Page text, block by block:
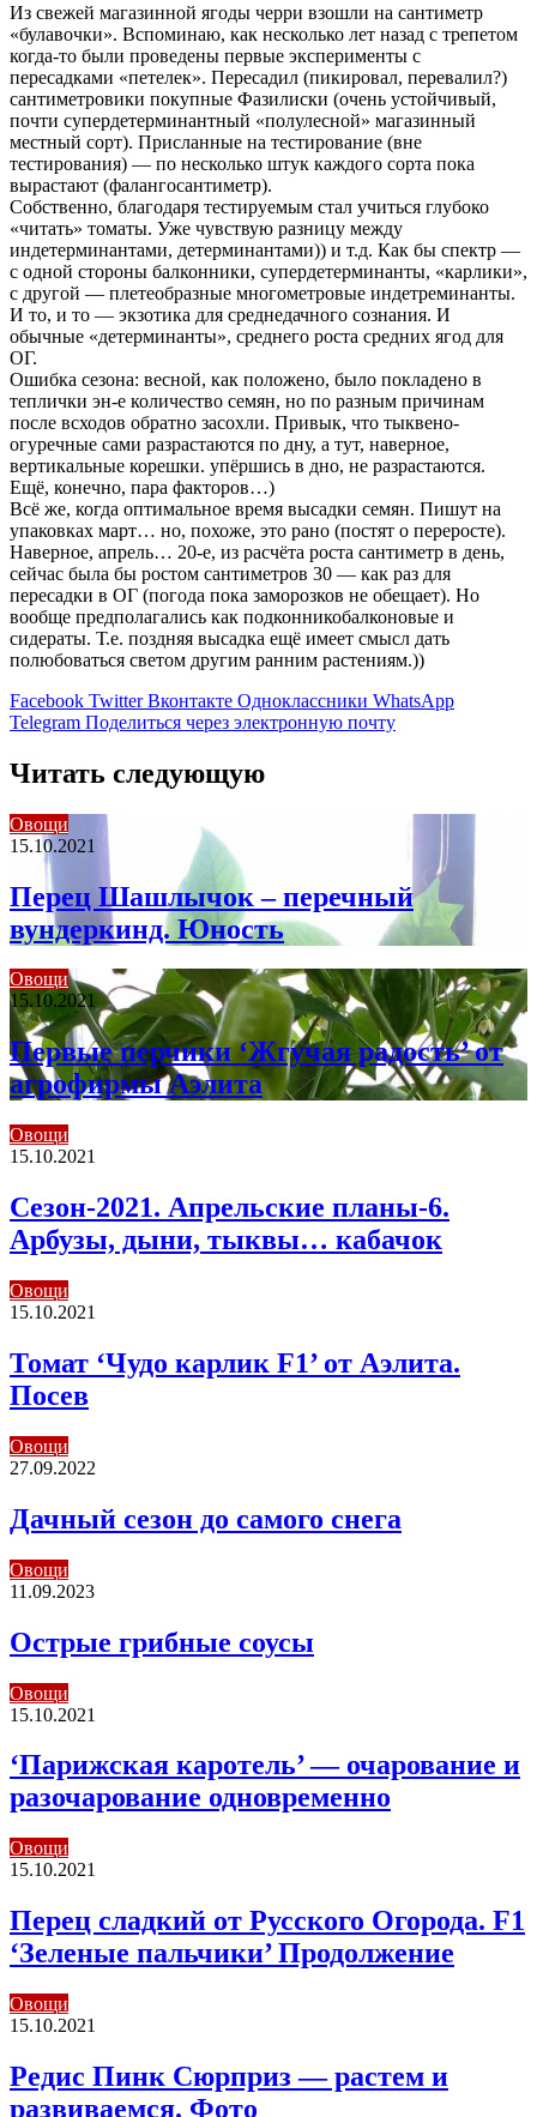
Из свежей магазинной ягоды черри взошли на сантиметр
«булавочки». Вспоминаю, как несколько лет назад с трепетом
когда-то были проведены первые эксперименты с
пересадками «петелек». Пересадил (пикировал, перевалил?)
сантиметровики покупные Фазилиски (очень устойчивый,
почти супердетерминантный «полулесной» магазинный
местный сорт). Присланные на тестирование (вне
тестирования) — по несколько штук каждого сорта пока
вырастают (фалангосантиметр).
Собственно, благодаря тестируемым стал учиться глубоко
«читать» томаты. Уже чувствую разницу между
индетерминантами, детерминантами)) и т.д. Как бы спектр —
с одной стороны балконники, супердетерминанты, «карлики»,
с другой — плетеобразные многометровые индетреминанты.
И то, и то — экзотика для среднедачного сознания. И
обычные «детерминанты», среднего роста средних ягод для
ОГ.
Ошибка сезона: весной, как положено, было покладено в
теплички эн-е количество семян, но по разным причинам
после всходов обратно засохли. Привык, что тыквено-
огуречные сами разрастаются по дну, а тут, наверное,
вертикальные корешки. упёршись в дно, не разрастаются.
Ещё, конечно, пара факторов…)
Всё же, когда оптимальное время высадки семян. Пишут на
упаковках март… но, похоже, это рано (постят о переросте).
Наверное, апрель… 20-е, из расчёта роста сантиметр в день,
сейчас была бы ростом сантиметров 30 — как раз для
пересадки в ОГ (погода пока заморозков не обещает). Но
вообще предполагались как подконникобалконовые и
сидераты. Т.е. поздняя высадка ещё имеет смысл дать
полюбоваться светом другим ранним растениям.))
Facebook Twitter Вконтакте Одноклассники WhatsApp
Telegram Поделиться через электронную почту
Читать следующую
Овощи
15.10.2021
Перец Шашлычок – перечный
вундеркинд. Юность
Овощи
15.10.2021
Первые перчики ‘Жгучая радость’ от
агрофирмы Аэлита
Овощи
15.10.2021
Сезон-2021. Апрельские планы-6.
Арбузы, дыни, тыквы… кабачок
Овощи
15.10.2021
Томат ‘Чудо карлик F1’ от Аэлита.
Посев
Овощи
27.09.2022
Дачный сезон до самого снега
Овощи
11.09.2023
Острые грибные соусы⁠⁠
Овощи
15.10.2021
‘Парижская каротель’ — очарование и
разочарование одновременно
Овощи
15.10.2021
Перец сладкий от Русского Огорода. F1
‘Зеленые пальчики’ Продолжение
Овощи
15.10.2021
Редис Пинк Сюрприз — растем и
развиваемся. Фото